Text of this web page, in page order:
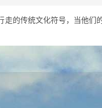
走的传统文化符号，当他